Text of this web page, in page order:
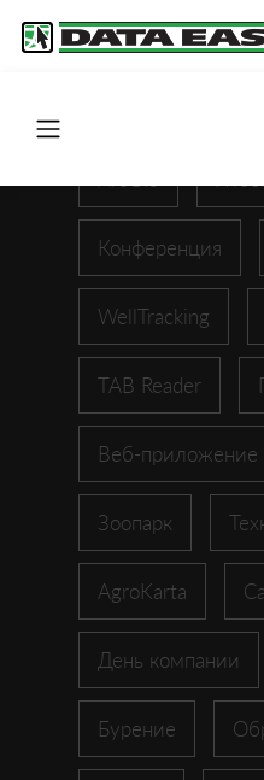
Конференция
WellTracking
TAB Reader
Веб-приложение
Зоопарк
AgroKarta
День компании
Бурение